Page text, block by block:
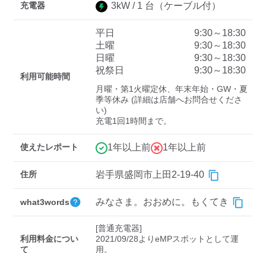
EV充電エネチェンジ e-Mobility Power
三菱ディーラーを表示
日産ディーラーを表示
トヨタディーラーを表
充電器 3kW / 1 台 （ケーブル付）
利用可能時間
平日
9:30～18:30
土曜
9:30～18:30
日曜
9:30～18:30
祝祭日
9:30～18:30
月曜・第1火曜定休、年末年始・GW・夏
季等休み (詳細は店舗へお問合せくださ
い)
充電1回1時間まで。
使えたレポート 1年以上前 1年以上前
住所 岩手県盛岡市上田2-19-40
what3words みなさま。おおめに。もくてき
利用料金につい
て
[普通充電器]
2021/09/28よりeMPスポットとして運
用。